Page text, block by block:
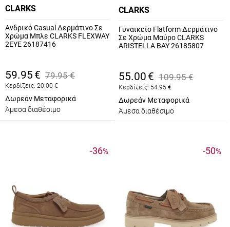
CLARKS
Ανδρικό Casual Δερμάτινο Σε
Χρώμα Μπλε CLARKS FLEXWAY
2EYE 26187416
59.95 € 79.95 €
Κερδίζεις: 20.00 €
Δωρεάν Μεταφορικά
Άμεσα διαθέσιμο
CLARKS
Γυναικείο Flatform Δερμάτινο
Σε Χρώμα Μαύρο CLARKS
ARISTELLA BAY 26185807
55.00 € 109.95 €
Κερδίζεις: 54.95 €
Δωρεάν Μεταφορικά
Άμεσα διαθέσιμο
-36% -50%